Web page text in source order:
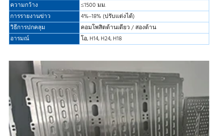
ความกว้าง
≤1500 มม.
การรายงานข่าว
4%–18% (ปรับแต่งได้)
วิธีการปกคลุม
คอมโพสิตด้านเดียว / สองด้าน
อารมณ์
โอ, H14, H24, H18